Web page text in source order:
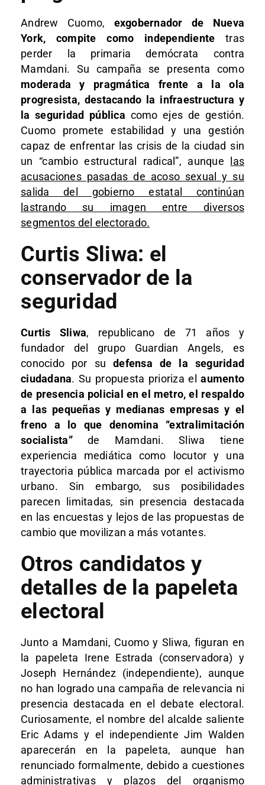
Andrew Cuomo, exgobernador de Nueva
York, compite como independiente tras
perder la primaria demócrata contra
Mamdani. Su campaña se presenta como
moderada y pragmática frente a la ola
progresista, destacando la infraestructura y
la seguridad pública como ejes de gestión.
Cuomo promete estabilidad y una gestión
capaz de enfrentar las crisis de la ciudad sin
un “cambio estructural radical”, aunque
las
acusaciones pasadas de acoso sexual y su
salida del gobierno estatal continúan
lastrando su imagen entre diversos
segmentos del electorado.​
Curtis Sliwa: el
conservador de la
seguridad
Curtis Sliwa, republicano de 71 años y
fundador del grupo Guardian Angels, es
conocido por sudefensa de la seguridad
ciudadana. Su propuesta prioriza elaumento
de presencia policial en el metro, el respaldo
a las pequeñas y medianas empresas y el
freno a lo que denomina “extralimitación
socialista”de Mamdani. Sliwa tiene
experiencia mediática como locutor y una
trayectoria pública marcada por el activismo
urbano. Sin embargo, sus posibilidades
parecen limitadas, sin presencia destacada
en las encuestas y lejos de las propuestas de
cambio que movilizan a más votantes.​
Otros candidatos y
detalles de la papeleta
electoral
Junto a Mamdani, Cuomo y Sliwa, figuran en
la papeleta Irene Estrada (conservadora) y
Joseph Hernández (independiente), aunque
no han logrado una campaña de relevancia ni
presencia destacada en el debate electoral.
Curiosamente, el nombre del alcalde saliente
Eric Adams y el independiente Jim Walden
aparecerán en la papeleta, aunque han
renunciado formalmente, debido a cuestiones
administrativas y plazos del organismo